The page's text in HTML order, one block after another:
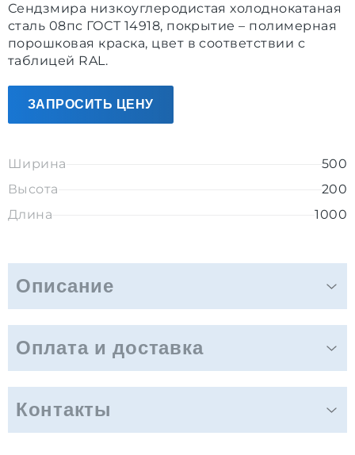
Сендзмира низкоуглеродистая холоднокатаная
сталь 08пс ГОСТ 14918, покрытие – полимерная
порошковая краска, цвет в соответствии с
таблицей RAL.
ЗАПРОСИТЬ ЦЕНУ
Ширина
500
Высота
200
Длина
1000
Описание
Оплата и доставка
Контакты